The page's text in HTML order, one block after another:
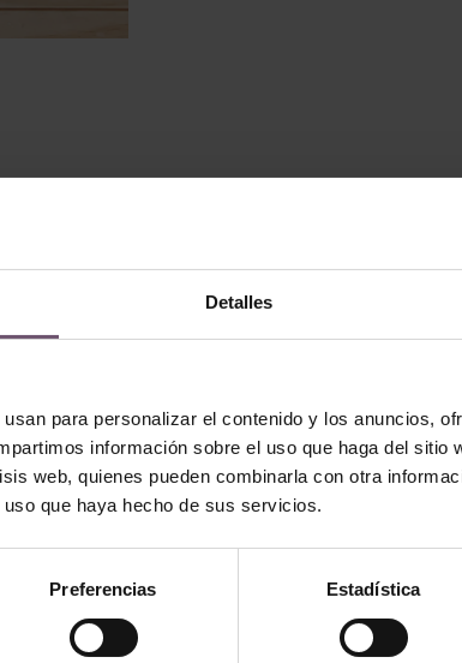
Detalles
para personalizar el contenido y los anuncios,
información sobre el uso que haga del sitio
web, quienes pueden combinarla con otra
que haya hecho de sus servicios.
Preferencias Estadística
Mod. ZC208 – 10×10